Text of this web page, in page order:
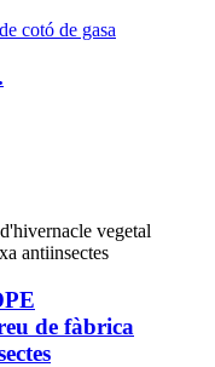
de fàbrica